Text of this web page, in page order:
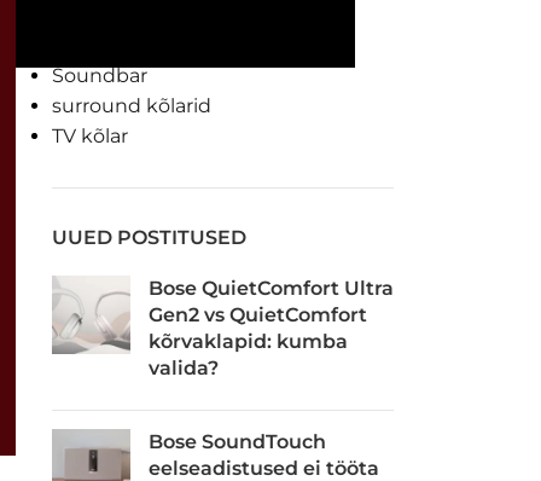
Soundbar
surround kõlarid
TV kõlar
UUED POSTITUSED
Bose QuietComfort Ultra
Gen2 vs QuietComfort
kõrvaklapid: kumba
valida?
Bose SoundTouch
eelseadistused ei tööta